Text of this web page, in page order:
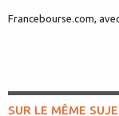
Francebourse.com,
SUR LE MÊME